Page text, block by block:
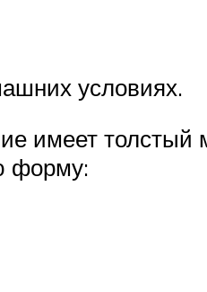
условиях.
имеет
форму: